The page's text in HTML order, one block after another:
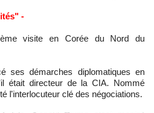
-
visite en Corée du Nord du
ses démarches diplomatiques en
était directeur de la CIA. Nommé
l'interlocuteur clé des négociations.